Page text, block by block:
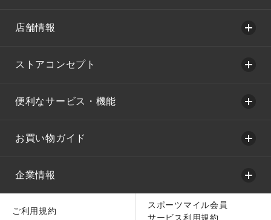
店舗情報
ストアコンセプト
便利なサービス・機能
お買い物ガイド
企業情報
ご利用規約
スポーツマイル会員
サービス利用規約